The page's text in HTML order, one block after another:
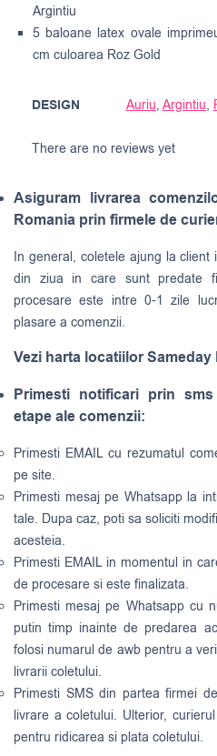
Argintiu
5 baloane latex ovale
cm culoarea Roz Gold
DESIGN Auriu, Argintiu,
There are no reviews yet
Asiguram livrarea
Romania prin firmele de
In general, coletele ajung la
din ziua in care sunt predate
procesare este intre 0-1 zile
plasare a comenzii.
Vezi harta locatiilor Sameday
Primesti notificari prin
etape ale comenzii:
Primesti EMAIL cu rezumatul
pe site.
Primesti mesaj pe Whatsapp la
tale. Dupa caz, poti sa soliciti
acesteia.
Primesti EMAIL in momentul in
de procesare si este finalizata.
Primesti mesaj pe Whatsapp cu
putin timp inainte de predarea
folosi numarul de awb pentru a
livrarii coletului.
Primesti SMS din partea firmei
livrare a coletului. Ulterior,
pentru ridicarea si plata coletului.